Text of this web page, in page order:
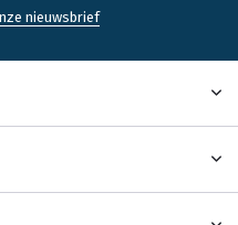
nieuwsbrief